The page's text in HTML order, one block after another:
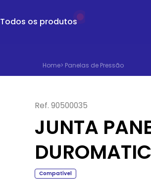
Todos os produtos
Home> Panelas de Pressão
Ref. 90500035
JUNTA
Compatível